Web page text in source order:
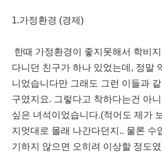
1.가정환경 (경제)
한때 가정환경이 좋지못해서 학비
다니던 친구가 하나 있었는데, 정말
니었습니다만 그래도 그런 이들과
구였지요. 그렇다고 착하다는건 아
싶은 녀석이었습니다.(적어도 제가
지멋대로 몰래 나간다던지.. 물론 수
기하지 않으면 오히려 이상할 정도